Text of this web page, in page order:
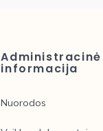
Administracinė
informacija
Nuorodos